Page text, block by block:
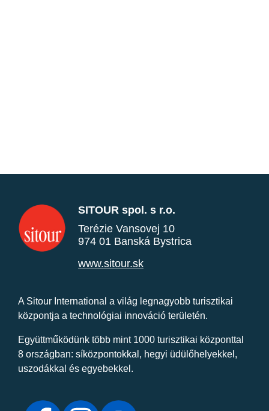
SITOUR spol. s r.o.
Terézie Vansovej 10
974 01 Banská Bystrica
www.sitour.sk
A Sitour International a világ legnagyobb turisztikai
központja a technológiai innováció területén.
Együttműködünk több mint 1000 turisztikai központtal
8 országban: síközpontokkal, hegyi üdülőhelyekkel,
uszodákkal és egyebekkel.